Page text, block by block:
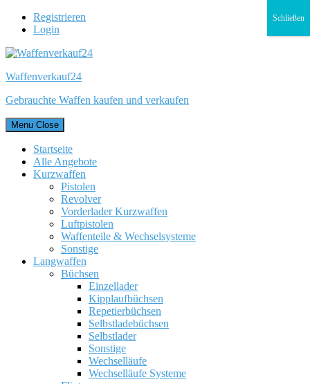
Registrieren
Login
Waffenverkauf24
Gebrauchte Waffen kaufen und verkaufen
Menu Close
Startseite
Alle Angebote
Kurzwaffen
Pistolen
Revolver
Vorderlader Kurzwaffen
Luftpistolen
Waffenteile & Wechselsysteme
Sonstige
Langwaffen
Büchsen
Einzellader
Kipplaufbüchsen
Repetierbüchsen
Selbstladebüchsen
Selbstlader
Sonstige
Wechselläufe
Wechselläufe Systeme
Schließen